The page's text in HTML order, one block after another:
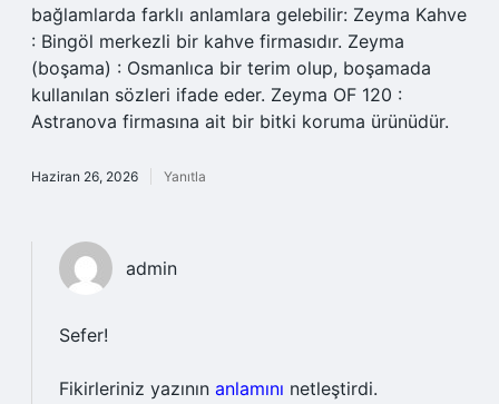
bağlamlarda farklı anlamlara gelebilir: Zeyma Kahve
: Bingöl merkezli bir kahve firmasıdır. Zeyma
(boşama) : Osmanlıca bir terim olup, boşamada
kullanılan sözleri ifade eder. Zeyma OF 120 :
Astranova firmasına ait bir bitki koruma ürünüdür.
Haziran 26, 2026 Yanıtla
admin
Sefer!
Fikirleriniz yazının anlamını netleştirdi.